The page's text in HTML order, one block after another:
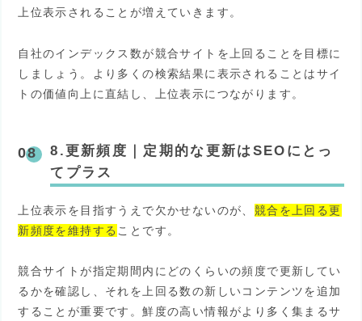
上位表示されることが増えていきます。
自社のインデックス数が競合サイトを上回ることを目標に
しましょう。より多くの検索結果に表示されることはサイ
トの価値向上に直結し、上位表示につながります。
8.更新頻度
定期的な更新はSEOにとっ
てプラス
上位表示を目指すうえで欠かせないのが、 競合を上回る更
新頻度を維持する ことです。
競合サイトが指定期間内にどのくらいの頻度で更新してい
るかを確認し、それを上回る数の新しいコンテンツを追加
することが重要です。鮮度の高い情報がより多く集まるサ